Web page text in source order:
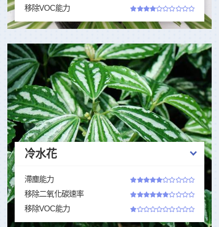
移除VOC能力
冷水花
滯塵能力
移除二氧化碳速率
移除VOC能力